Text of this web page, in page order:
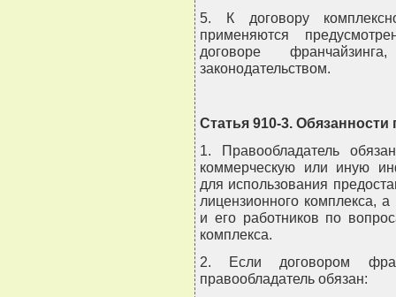
5. К договору
применяются
договоре
законодательством.
Статья 910-3.
1. Правообладатель
коммерческую или иную
для использования
лицензионного комплекса, а
и его работников по
комплекса.
2. Если договором
правообладатель обязан: